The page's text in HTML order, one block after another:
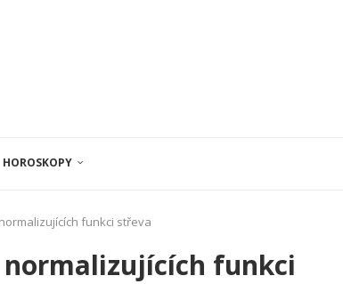
HOROSKOPY
funkci střeva
funkci